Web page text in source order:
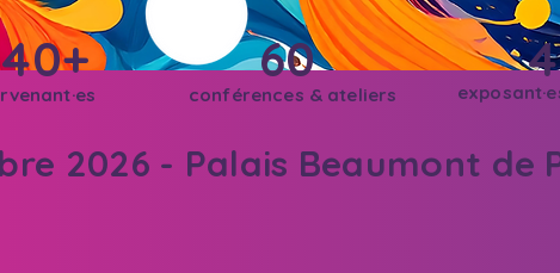
40+ 60
conférences & ateliers
2026 - Palais Beaumont de